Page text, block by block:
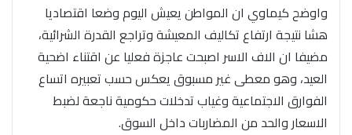
واوضح كيماوي ان المواطن يعيش اليوم وضعا اقتصاديا
هشا نتيجة ارتفاع تكاليف المعيشة وتراجع القدرة الشرائية،
مضيفا ان الاف الاسر اصبحت عاجزة فعليا عن اقتناء اضحية
العيد، وهو معطى غير مسبوق يعكس حسب تعبيره اتساع
الفوارق الاجتماعية وغياب تدخلات حكومية ناجعة لضبط
الاسعار والحد من المضاربات داخل السوق.